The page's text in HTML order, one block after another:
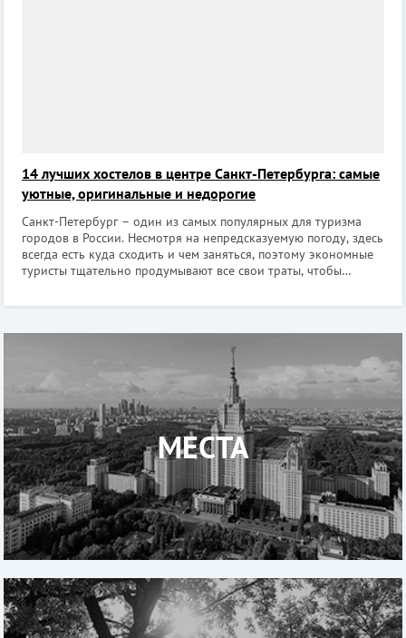
14 лучших хостелов в центре Санкт-Петербурга: самые
уютные, оригинальные и недорогие
Санкт-Петербург – один из самых популярных для туризма
городов в России. Несмотря на непредсказуемую погоду, здесь
всегда есть куда сходить и чем заняться, поэтому экономные
туристы тщательно продумывают все свои траты, чтобы
которой можно сэкон
МЕСТА